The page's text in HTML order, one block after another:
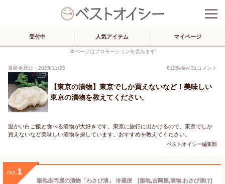
受付中 人気アイテム マイページ
本ページはプロモーションを含みます
最終更新日：2025/11/25 6115View 31 コメント
【東京の漬物】東京でしか買えないなど！美味しい
東京の漬物を教えてください。
温かい白ご飯と食べる漬物が大好きです。東京に旅行に出かけるので、東京でしか
買えないなど美味しい漬物を探しています。おすすめを教えてください。
ベストオイシー編集部
no. 1
築地吉岡屋の漬物「わさび漬」 冷蔵便 [築地,吉岡屋,漬物,わさび漬け]